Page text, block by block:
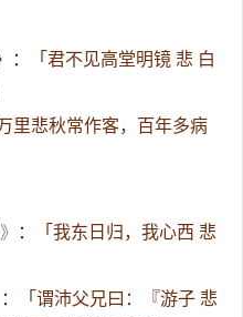
：
「君不见高堂明镜 悲 白
万里悲秋常作客，百年多病
：
「我东日归，我心西 悲
：
「谓沛父兄曰：『游子 悲